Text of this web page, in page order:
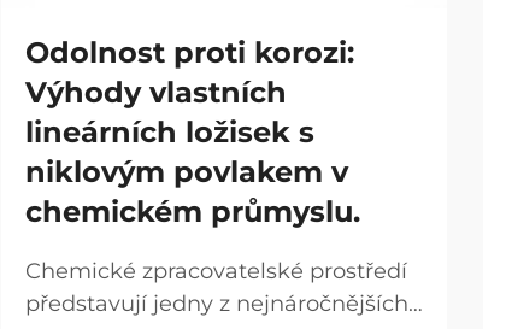
Odolnost proti korozi:
Výhody vlastních
lineárních ložisek s
niklovým povlakem v
chemickém průmyslu.
Chemické zpracovatelské prostředí
představují jedny z nejnáročnějších